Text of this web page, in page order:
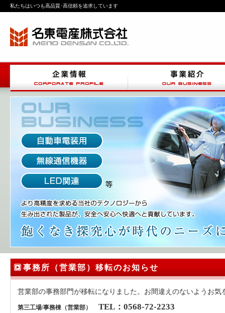
私たちはいつも高品質･高信頼を追求しています
事務所（営業部）移転のお知らせ
営業部の事務部門が移転になりました。お間違えのないようお気
第三工場/事務棟（営業部） TEL：0568-72-2233